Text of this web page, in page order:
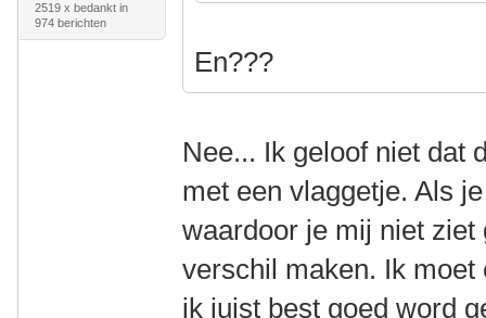
2519 x bedankt in
974 berichten
En???
Nee... Ik geloof niet dat
met een vlaggetje. Als
waardoor je mij niet ziet
verschil maken. Ik
ik juist best goed word